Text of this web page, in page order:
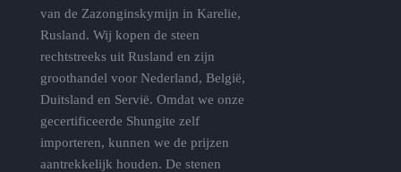
van de Zazonginskymijn in Karelie,
Rusland. Wij kopen de steen
rechtstreeks uit Rusland en zijn
groothandel voor Nederland, België,
Duitsland en Servië. Omdat we onze
gecertificeerde Shungite zelf
importeren, kunnen we de prijzen
aantrekkelijk houden. De stenen